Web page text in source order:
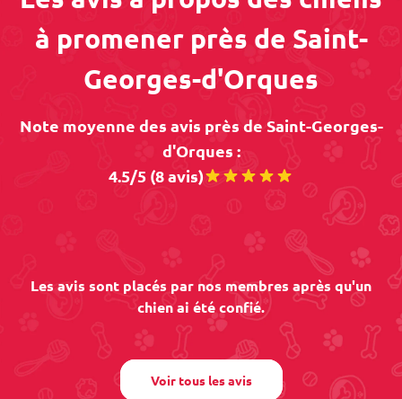
à promener près de Saint-
Georges-d'Orques
Note moyenne des avis près de Saint-Georges-
d'Orques :
4.5/5 (8 avis)
Les avis sont placés par nos membres après qu'un
chien ai été confié.
Voir tous les avis